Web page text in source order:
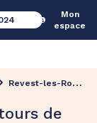
Mon
espace
R
evest-les-Roches
de